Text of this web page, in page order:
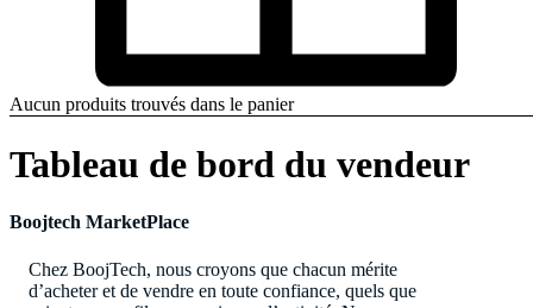
Aucun produits trouvés dans le panier
Tableau de bord du vendeur
Boojtech MarketPlace
Chez BoojTech, nous croyons que chacun mérite
d’acheter et de vendre en toute confiance, quels que